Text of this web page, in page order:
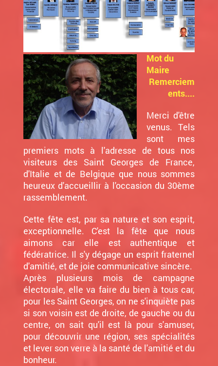
Mot du
Maire
Remerciem
ents....
Merci d'être
venus. Tels
sont mes
premiers mots à l'adresse de tous nos
visiteurs des Saint Georges de France,
d'Italie et de Belgique que nous sommes
heureux d'accueillir à l'occasion du 30ème
rassemblement.
Cette fête est, par sa nature et son esprit,
exceptionnelle. C'est la fête que nous
aimons car elle est authentique et
fédératrice. Il s'y dégage un esprit fraternel
d'amitié, et de joie communicative sincère.
Après plusieurs mois de campagne
électorale, elle va faire du bien à tous car,
pour les Saint Georges, on ne s'inquiète pas
si son voisin est de droite, de gauche ou du
centre, on sait qu'il est là pour s'amuser,
pour découvrir une région, ses spécialités
et lever son verre à la santé de l'amitié et du
bonheur.